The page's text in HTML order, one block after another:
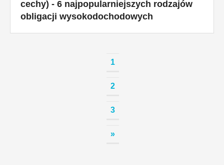
cechy) - 6 najpopularniejszych rodzajów
obligacji wysokodochodowych
1
2
3
»